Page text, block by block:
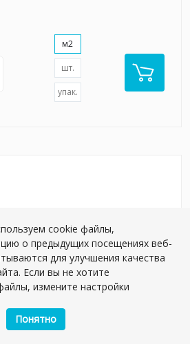
м2
шт.
упак.
клееная Монте
cookie файлы,
о предыдущих посещениях веб-
для улучшения качества
Если вы не хотите
измените настройки
Понятно